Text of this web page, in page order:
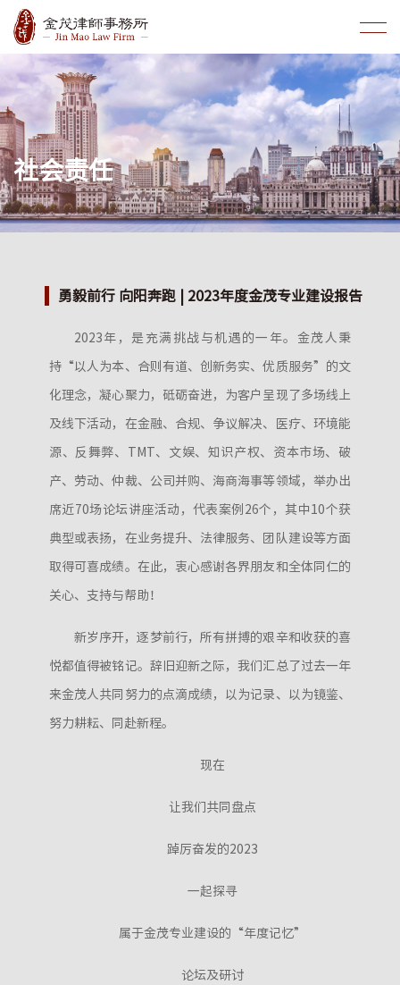
社会责任
勇毅前行 向阳奔跑 | 2023年度金茂专业建设报告
2023年，是充满挑战与机遇的一年。金茂人秉
持“以人为本、合则有道、创新务实、优质服务”的文
化理念，凝心聚力，砥砺奋进，为客户呈现了多场线上
及线下活动，在金融、合规、争议解决、医疗、环境能
源、反舞弊、TMT、文娱、知识产权、资本市场、破
产、劳动、仲裁、公司并购、海商海事等领域，举办出
席近70场论坛讲座活动，代表案例26个，其中10个获
典型或表扬，在业务提升、法律服务、团队建设等方面
取得可喜成绩。在此，衷心感谢各界朋友和全体同仁的
关心、支持与帮助！
新岁序开，逐梦前行，所有拼搏的艰辛和收获的喜
悦都值得被铭记。辞旧迎新之际，我们汇总了过去一年
来金茂人共同努力的点滴成绩，以为记录、以为镜鉴、
努力耕耘、同赴新程。
现在
让我们共同盘点
踔厉奋发的2023
一起探寻
属于金茂专业建设的“年度记忆”
论坛及研讨